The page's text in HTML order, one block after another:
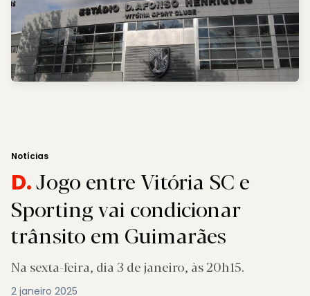
Notícias
D.Jogo entre Vitória SC e
Sporting vai condicionar
trânsito em Guimarães
Na sexta-feira, dia 3 de janeiro, às 20h15.
2 janeiro 2025